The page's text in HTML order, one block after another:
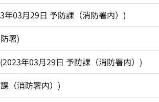
年03月29日 予防課（消防署内） )
署)
(2023年03月29日 予防課（消防署内） )
（消防署内） )